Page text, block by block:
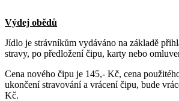
Výdej obědů
Jídlo je strávníkům vydáváno na základě
stravy, po předložení čipu, karty nebo
Cena nového čipu je 145,- Kč, cena
ukončení stravování a vrácení čipu, bude
Kč.